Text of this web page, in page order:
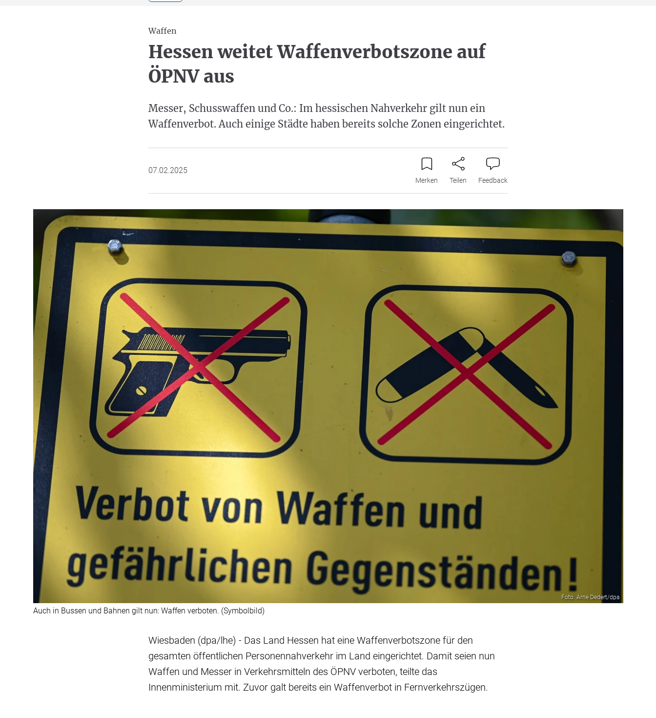
Waffen
Hessen weitet Waffenverbotszone auf
ÖPNV aus
Messer, Schusswaffen und Co.: Im hessischen Nahverkehr gilt nun ein
Waffenverbot. Auch einige Städte haben bereits solche Zonen eingerichtet.
07.02.2025
Merken Teilen Feedback
Foto: Arne Dedert/dpa
Auch in Bussen und Bahnen gilt nun: Waffen verboten. (Symbolbild)
Wiesbaden (dpa/lhe) - Das Land Hessen hat eine Waffenverbotszone für den
gesamten öffentlichen Personennahverkehr im Land eingerichtet. Damit seien nun
Waffen und Messer in Verkehrsmitteln des ÖPNV verboten, teilte das
Innenministerium mit. Zuvor galt bereits ein Waffenverbot in Fernverkehrszügen.